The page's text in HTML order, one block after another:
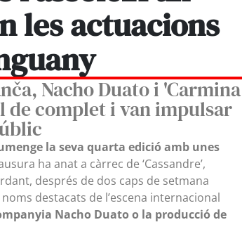
les actuacions
Nacho Duato i 'Carmina
de complet i van impulsar
la seva quarta edició amb unes
ha anat a càrrec de ‘Cassandre’,
després de dos caps de setmana
destacats de l’escena internacional
Nacho Duato o la producció de